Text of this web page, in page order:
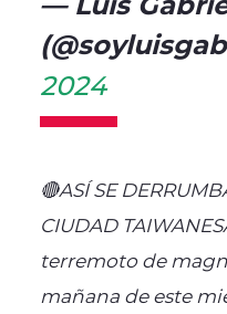
2024
🔴ASÍ SE
CIUDAD
terremoto de
mañana de este